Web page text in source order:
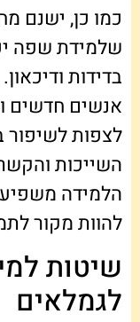
כמו כן, ישנם
שלמידת שפה
בדידות
אנשים חדשים
לצפות
השייכות
הלמידה
להוות מקור
שיטות
לגמלאים